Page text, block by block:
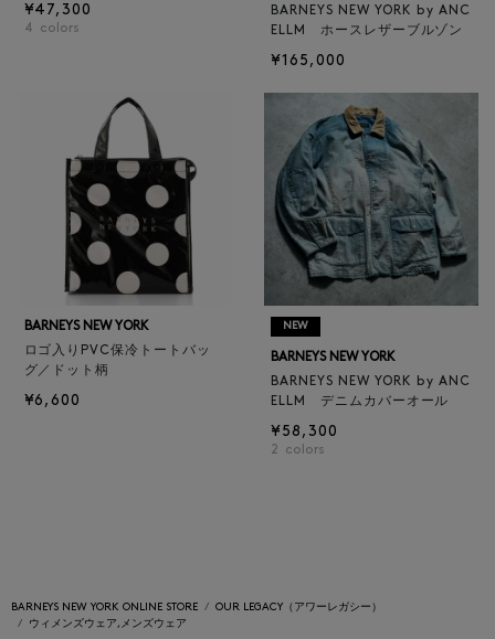
¥47,300
4 colors
BARNEYS NEW YORK by ANC
ELLM ホースレザーブルゾン
¥165,000
BARNEYS NEW YORK
ロゴ入りPVC保冷トートバッ
グ／ドット柄
¥6,600
NEW
BARNEYS NEW YORK
BARNEYS NEW YORK by ANC
ELLM デニムカバーオール
¥58,300
2 colors
BARNEYS NEW YORK ONLINE STORE
OUR LEGACY（アワーレガシー）
ウィメンズウェア,メンズウェア